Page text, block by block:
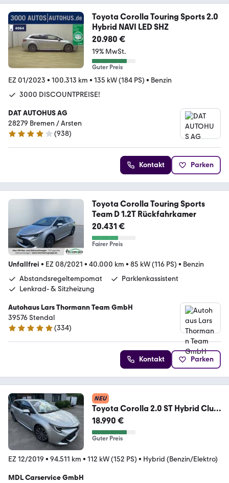
Toyota Corolla Touring Sports 2.0
Hybrid NAVI LED SHZ
20.980 €
19% MwSt.
Guter Preis
EZ 01/2023 • 100.313 km • 135 kW (184 PS) • Benzin
3000 DISCOUNTPREISE!
DAT AUTOHUS AG
28279 Bremen / Arsten
4.2 Sterne
(938)
Kontakt Parken
Toyota Corolla Touring Sports
Team D 1.2T Rückfahrkamer
20.431 €
Fairer Preis
Unfallfrei • EZ 08/2021 • 40.000 km • 85 kW (116 PS) • Benzin
Abstandsregeltempomat
Parklenkassistent
Lenkrad- & Sitzheizung
Autohaus Lars Thormann Team GmbH
39576 Stendal
5 Sterne
(334)
Kontakt Parken
NEU
Toyota Corolla 2.0 ST Hybrid Club
/RFK/ACC/AHK/LED/SHZ
18.990 €
Guter Preis
EZ 12/2019 • 94.511 km • 112 kW (152 PS) • Hybrid (Benzin/Elektro)
MDL Carservice GmbH